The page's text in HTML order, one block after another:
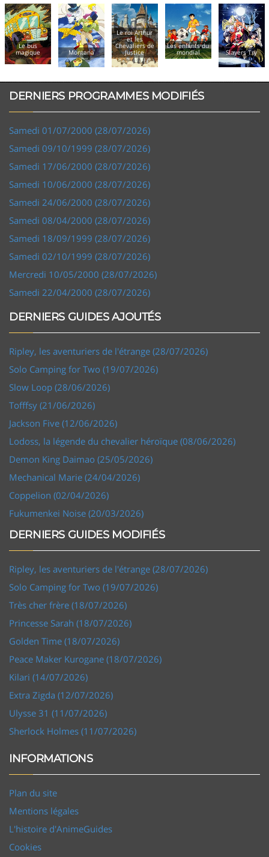
Le bus
magique Montana
Le roi Arthur
et les
Chevaliers de
Justice
Les enfants du
mondial Slayers Try
DERNIERS PROGRAMMES MODIFIÉS
Samedi 01/07/2000 (28/07/2026)
Samedi 09/10/1999 (28/07/2026)
Samedi 17/06/2000 (28/07/2026)
Samedi 10/06/2000 (28/07/2026)
Samedi 24/06/2000 (28/07/2026)
Samedi 08/04/2000 (28/07/2026)
Samedi 18/09/1999 (28/07/2026)
Samedi 02/10/1999 (28/07/2026)
Mercredi 10/05/2000 (28/07/2026)
Samedi 22/04/2000 (28/07/2026)
DERNIERS GUIDES AJOUTÉS
Ripley, les aventuriers de l'étrange (28/07/2026)
Solo Camping for Two (19/07/2026)
Slow Loop (28/06/2026)
Tofffsy (21/06/2026)
Jackson Five (12/06/2026)
Lodoss, la légende du chevalier héroïque (08/06/2026)
Demon King Daimao (25/05/2026)
Mechanical Marie (24/04/2026)
Coppelion (02/04/2026)
Fukumenkei Noise (20/03/2026)
DERNIERS GUIDES MODIFIÉS
Ripley, les aventuriers de l'étrange (28/07/2026)
Solo Camping for Two (19/07/2026)
Très cher frère (18/07/2026)
Princesse Sarah (18/07/2026)
Golden Time (18/07/2026)
Peace Maker Kurogane (18/07/2026)
Kilari (14/07/2026)
Extra Zigda (12/07/2026)
Ulysse 31 (11/07/2026)
Sherlock Holmes (11/07/2026)
INFORMATIONS
Plan du site
Mentions légales
L'histoire d'AnimeGuides
Cookies